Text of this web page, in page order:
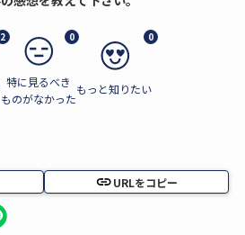
2 0
特に見るべき
ものがなかった
0
もっと知りたい
URLをコピー